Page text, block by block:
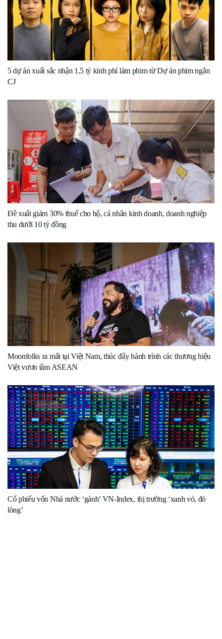
5 dự án xuất sắc nhận 1,5 tỷ kinh phí làm phim từ Dự án phim ngắn
CJ
Đề xuất giảm 30% thuế cho hộ, cá nhân kinh doanh, doanh nghiệp
thu dưới 10 tỷ đồng
Moonfolks ra mắt tại Việt Nam, thúc đẩy hành trình các thương hiệu
Việt vươn tầm ASEAN
Cổ phiếu vốn Nhà nước ‘gánh’ VN-Index, thị trường ‘xanh vỏ, đỏ
lòng’